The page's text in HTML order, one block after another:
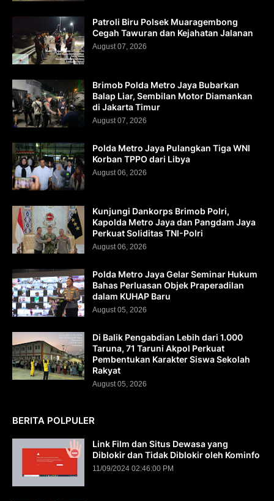
Patroli Biru Polsek Muaragembong
Cegah Tawuran dan Kejahatan Jalanan
August 07, 2026
Brimob Polda Metro Jaya Bubarkan
Balap Liar, Sembilan Motor Diamankan
di Jakarta Timur
August 07, 2026
Polda Metro Jaya Pulangkan Tiga WNI
Korban TPPO dari Libya
August 06, 2026
Kunjungi Dankorps Brimob Polri,
Kapolda Metro Jaya dan Pangdam Jaya
Perkuat Soliditas TNI-Polri
August 06, 2026
Polda Metro Jaya Gelar Seminar Hukum
Bahas Perluasan Objek Praperadilan
dalam KUHAP Baru
August 05, 2026
Di Balik Pengabdian Lebih dari 1.000
Taruna, 71 Taruni Akpol Perkuat
Pembentukan Karakter Siswa Sekolah
Rakyat
August 05, 2026
BERITA POLPULER
Link Film dan Situs Dewasa yang
Diblokir dan Tidak Diblokir oleh Kominfo
11/09/2024 02:46:00 PM